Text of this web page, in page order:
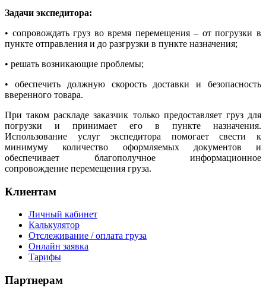
Задачи экспедитора:
• сопровождать груз во время перемещения – от погрузки в
пункте отправления и до разгрузки в пункте назначения;
• решать возникающие проблемы;
• обеспечить должную скорость доставки и безопасность
вверенного товара.
При таком раскладе заказчик только предоставляет груз для
погрузки и принимает его в пункте назначения.
Использование услуг экспедитора помогает свести к
минимуму количество оформляемых документов и
обеспечивает благополучное информационное
сопровождение перемещения груза.
Клиентам
Личный кабинет
Калькулятор
Отслеживание / оплата груза
Онлайн заявка
Тарифы
Партнерам